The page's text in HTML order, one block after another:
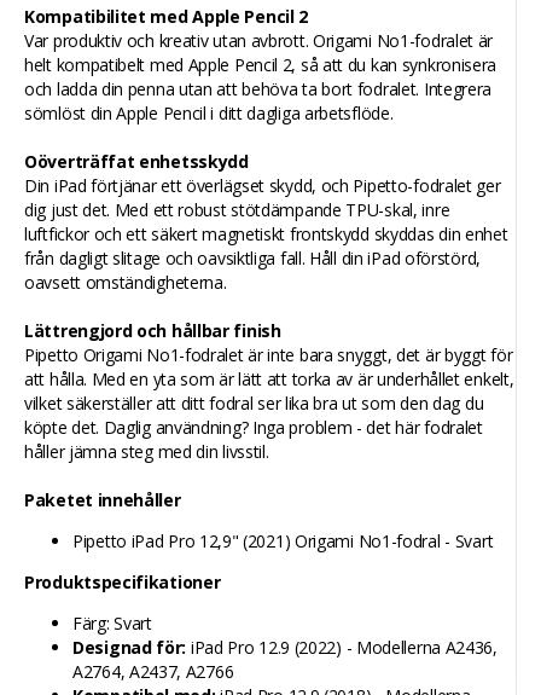
Kompatibilitet med Apple Pencil 2
Var produktiv och kreativ utan avbrott. Origami No1-fodralet är
helt kompatibelt med Apple Pencil 2, så att du kan synkronisera
och ladda din penna utan att behöva ta bort fodralet. Integrera
sömlöst din Apple Pencil i ditt dagliga arbetsflöde.
Oöverträffat enhetsskydd
Din iPad förtjänar ett överlägset skydd, och Pipetto-fodralet ger
dig just det. Med ett robust stötdämpande TPU-skal, inre
luftfickor och ett säkert magnetiskt frontskydd skyddas din enhet
från dagligt slitage och oavsiktliga fall. Håll din iPad oförstörd,
oavsett omständigheterna.
Lättrengjord och hållbar finish
Pipetto Origami No1-fodralet är inte bara snyggt, det är byggt för
att hålla. Med en yta som är lätt att torka av är underhållet enkelt,
vilket säkerställer att ditt fodral ser lika bra ut som den dag du
köpte det. Daglig användning? Inga problem - det här fodralet
håller jämna steg med din livsstil.
Paketet innehåller
Pipetto iPad Pro 12,9" (2021) Origami No1-fodral - Svart
Produktspecifikationer
Färg: Svart
Designad för: iPad Pro 12.9 (2022) - Modellerna A2436,
A2764, A2437, A2766